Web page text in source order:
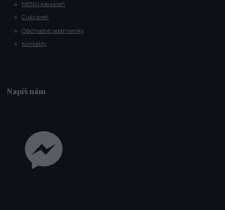
MENU kaviareň
Cukráreň
Obchodné podmienky
Kontakty
Napíš nám